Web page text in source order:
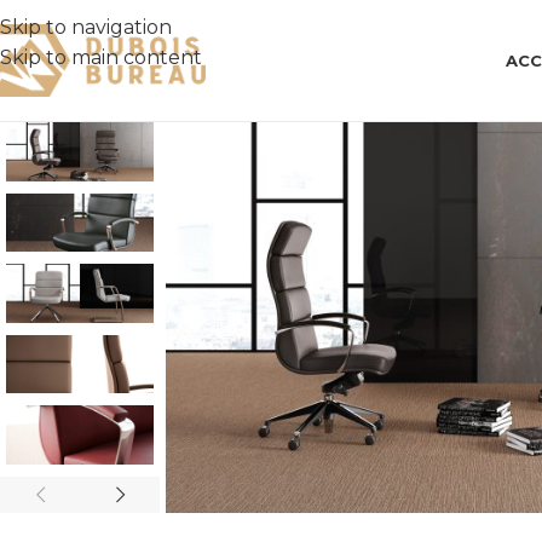
Skip to navigation
Skip to main content